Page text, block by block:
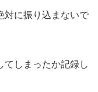
対に振り込まないで
てしまったか記録し